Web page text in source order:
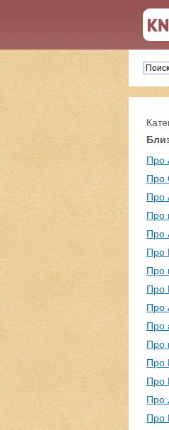
Про
Про
Про
Про
Про
Про
Про
Про
Про
Про
Про
Про
Про
Про
Про